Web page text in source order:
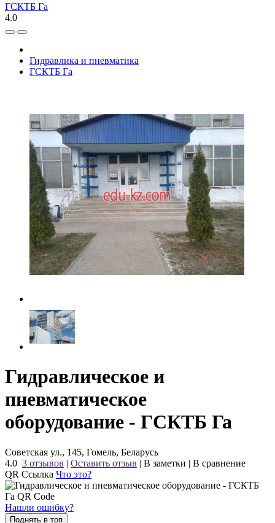
ГСКТБ Га
4.0
Гидравлика и пневматика
ГСКТБ Га
Гидравлическое и
пневматическое
оборудование - ГСКТБ Га
Советская ул., 145, Гомель, Беларусь
4.0 3 отзывов | Оставить отзыв | В заметки | В сравнение
QR Ссылка Что это?
Нашли ошибку?
Поднять в топ